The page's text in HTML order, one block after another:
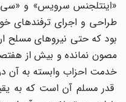
«اینتلجنس سرویس» و
طراحی و اجرای ترفندهای
بود که حتی نیروهای مسلح
مصون نمانده و بیش از هفتصد
خدمت احزاب وابسته به آن در
قدر مسلم آن است که به